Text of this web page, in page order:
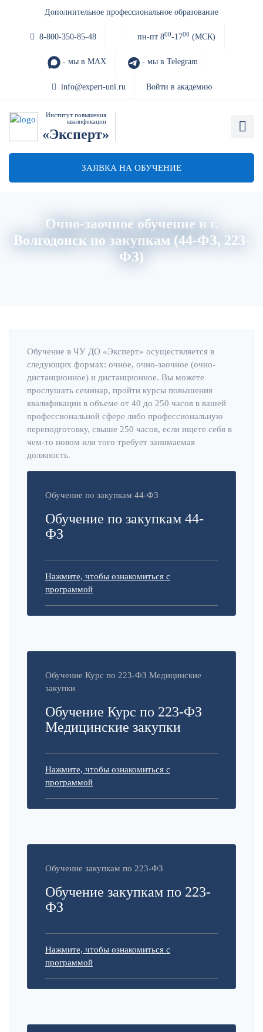
Дополнительное профессиональное образование
8-800-350-85-48 пн-пт 800-1700 (МСК)
- мы в MAX - мы в Telegram
info@expert-uni.ru Войти в академию
Институт повышения
квалификации
«Эксперт»
ЗАЯВКА НА ОБУЧЕНИЕ
Очно-заочное обучение в г.
Волгодонск по закупкам (44-ФЗ, 223-
ФЗ)
Обучение в ЧУ ДО «Эксперт» осуществляется в
следующих формах: очное, очно-заочное (очно-
дистанционное) и дистанционное. Вы можете
прослушать семинар, пройти курсы повышения
квалификации в объеме от 40 до 250 часов в вашей
профессиональной сфере либо профессиональную
переподготовку, свыше 250 часов, если ищете себя в
чем-то новом или того требует занимаемая
должность.
Обучение по закупкам 44-ФЗ
Обучение по закупкам 44-
ФЗ
Нажмите, чтобы ознакомиться с
программой
Обучение Курс по 223-ФЗ Медицинские
закупки
Обучение Курс по 223-ФЗ
Медицинские закупки
Нажмите, чтобы ознакомиться с
программой
Обучение закупкам по 223-ФЗ
Обучение закупкам по 223-
ФЗ
Нажмите, чтобы ознакомиться с
программой